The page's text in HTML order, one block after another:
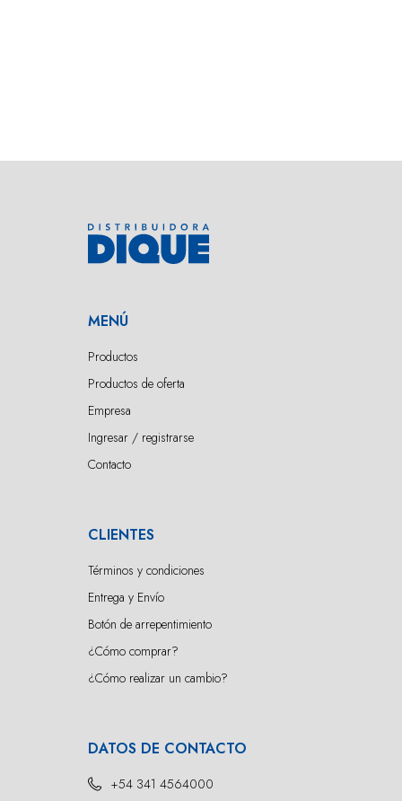
MENÚ
Productos
Productos de oferta
Empresa
Ingresar / registrarse
Contacto
CLIENTES
Términos y condiciones
Entrega y Envío
Botón de arrepentimiento
¿Cómo comprar?
¿Cómo realizar un cambio?
DATOS DE CONTACTO
+54 341 4564000